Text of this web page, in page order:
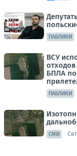
ПАБЛИКИ
ВСУ
БПЛА по
ПАБЛИКИ
СМИ